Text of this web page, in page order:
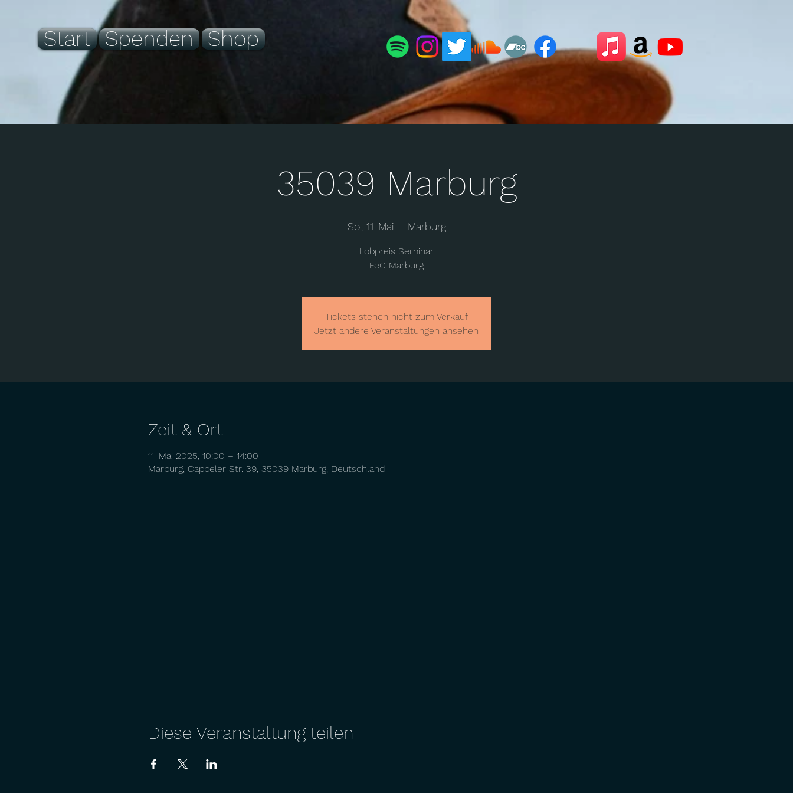
Start Spenden Shop
35039 Marburg
So., 11. Mai
  |
Marburg
Lobpreis Seminar
FeG Marburg
Tickets stehen nicht zum Verkauf
Jetzt andere Veranstaltungen ansehen
Zeit & Ort
11. Mai 2025, 10:00 – 14:00
Marburg, Cappeler Str. 39, 35039 Marburg, Deutschland
Diese Veranstaltung teilen